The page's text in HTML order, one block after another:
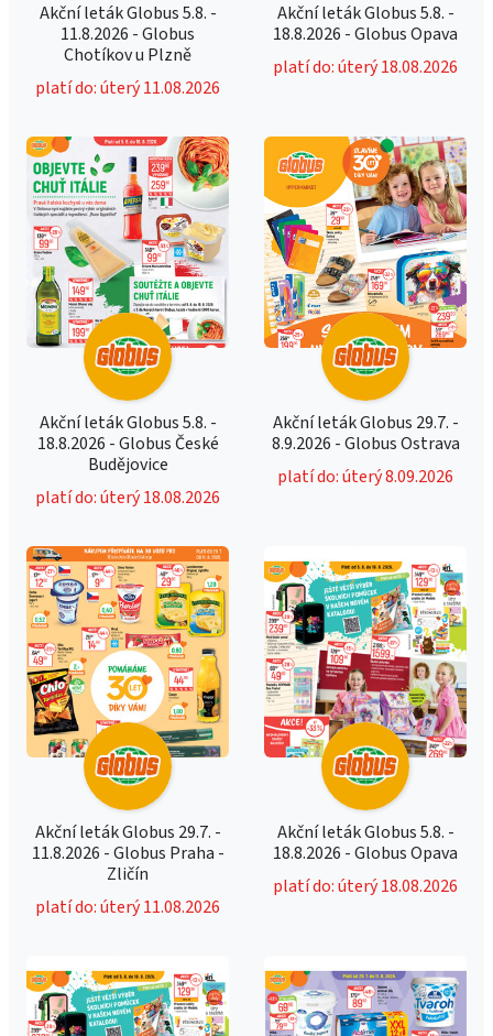
Akční leták Globus 5.8. -
11.8.2026 - Globus
Chotíkov u Plzně
platí do: úterý 11.08.2026
Akční leták Globus 5.8. -
18.8.2026 - Globus Opava
platí do: úterý 18.08.2026
Akční leták Globus 5.8. -
18.8.2026 - Globus České
Budějovice
platí do: úterý 18.08.2026
Akční leták Globus 29.7. -
8.9.2026 - Globus Ostrava
platí do: úterý 8.09.2026
Akční leták Globus 29.7. -
11.8.2026 - Globus Praha -
Zličín
platí do: úterý 11.08.2026
Akční leták Globus 5.8. -
18.8.2026 - Globus Opava
platí do: úterý 18.08.2026